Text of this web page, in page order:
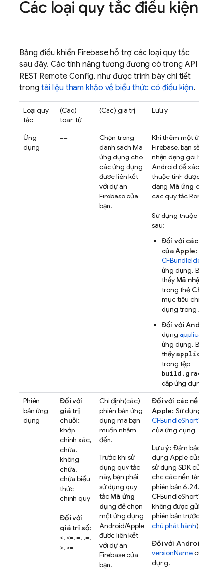
Các loại quy tắc điều kiện
Bảng điều khiển Firebase hỗ trợ các loại quy tắc
sau đây. Các tính năng tương đương có trong API
REST Remote Config, như được trình bày chi tiết
trong tài liệu tham khảo về biểu thức có điều kiện.
Loại quy
tắc
(Các)
toán tử
(Các) giá trị Lưu ý
Ứng
dụng
==
Chọn trong
danh sách Mã
ứng dụng cho
các ứng dụng
được liên kết
với dự án
Firebase của
bạn.
Khi thêm một ứng
Firebase, bạn sẽ
nhận dạng gói hoặc
Android để xác định
thuộc tính được hiển
dạng Mã ứng dụng
các quy tắcRemote
Sử dụng thuộc tính
sau:
Đối với các nền
của Apple:
ứng dụng. Bạn có
thấy Mã nhận
trong thẻ Chung
mục tiêu chính
dụng trong
Đối với Android:
dụng
ứng dụng. Bạn có
thấy
trong tệp
cấp ứng dụng.
Phiên
bản ứng
dụng
Đối với
giá trị
chuỗi:
khớp
chính xác,
chứa,
không
chứa,
chứa biểu
thức
chính quy
Đối với
giá trị số:
<, <=, =, !=,
>, >=
Chỉ định(các)
phiên bản ứng
dụng mà bạn
muốn nhắm
đến.
Trước khi sử
dụng quy tắc
này, bạn phải
sử dụng quy
tắc Mã ứng
dụng để chọn
một ứng dụng
Android/Apple
được liên kết
với dự án
Firebase của
bạn.
Đối với các nền
Apple: Sử dụng
của ứng dụng.
Lưu ý: Đảm bảo rằng
dụng Apple của bạn
sử dụng SDK của
cho các nền tảng
phiên bản 6.24.0 trở
không được gửi
phiên bản trước đó
chú phát hành).
Đối với Android:
versionNamecủa
dụng.